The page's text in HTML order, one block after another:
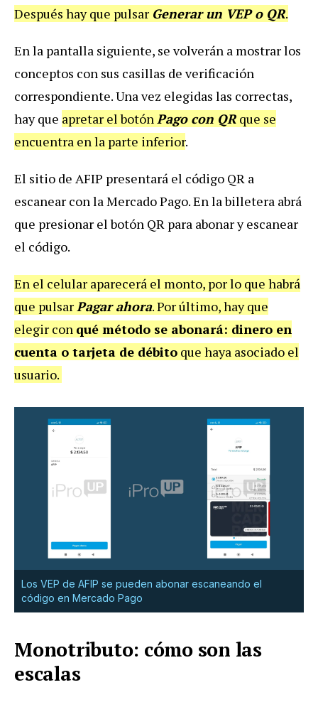
Después hay que pulsar Generar un VEP o QR.
En la pantalla siguiente, se volverán a mostrar los
conceptos con sus casillas de verificación
correspondiente. Una vez elegidas las correctas,
hay que apretar el botónPago con QR que se
encuentra en la parte inferior.
El sitio de AFIP presentará el código QR a
escanear con la Mercado Pago. En la billetera abrá
que presionar el botón QR para abonar y escanear
el código.
En el celular aparecerá el monto, por lo que habrá
que pulsarPagar ahora. Por último, hay que
elegir con qué método se abonará: dinero en
cuenta o tarjeta de débito que haya asociado el
usuario.
Los VEP de AFIP se pueden abonar escaneando el
código en Mercado Pago
Monotributo: cómo son las
escalas